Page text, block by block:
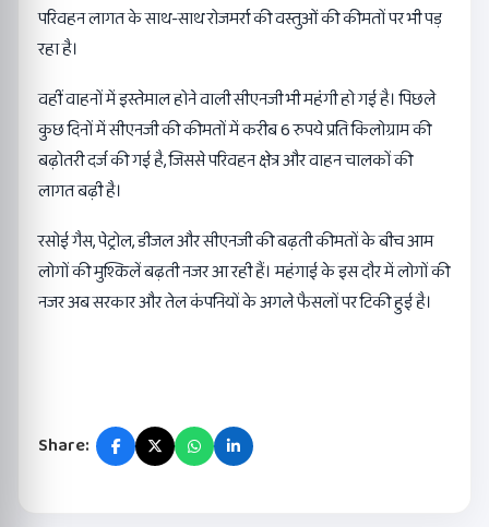
परिवहन लागत के साथ-साथ रोजमर्रा की वस्तुओं की कीमतों पर भी पड़
रहा है।
वहीं वाहनों में इस्तेमाल होने वाली सीएनजी भी महंगी हो गई है। पिछले
कुछ दिनों में सीएनजी की कीमतों में करीब 6 रुपये प्रति किलोग्राम की
बढ़ोतरी दर्ज की गई है, जिससे परिवहन क्षेत्र और वाहन चालकों की
लागत बढ़ी है।
रसोई गैस, पेट्रोल, डीजल और सीएनजी की बढ़ती कीमतों के बीच आम
लोगों की मुश्किलें बढ़ती नजर आ रही हैं। महंगाई के इस दौर में लोगों की
नजर अब सरकार और तेल कंपनियों के अगले फैसलों पर टिकी हुई है।
Share: